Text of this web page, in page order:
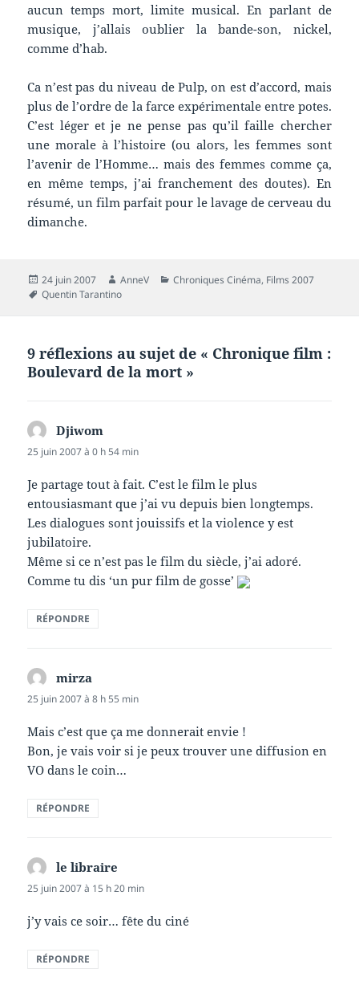
aucun temps mort, limite musical. En parlant de
musique, j’allais oublier la bande-son, nickel,
comme d’hab.
Ca n’est pas du niveau de Pulp, on est d’accord, mais
plus de l’ordre de la farce expérimentale entre potes.
C’est léger et je ne pense pas qu’il faille chercher
une morale à l’histoire (ou alors, les femmes sont
l’avenir de l’Homme… mais des femmes comme ça,
en même temps, j’ai franchement des doutes). En
résumé, un film parfait pour le lavage de cerveau du
dimanche.
Publié
le
24 juin 2007 Auteur
AnneV Catégories
Chroniques Cinéma, Films 2007
Mots-
Quentin Tarantino
9 réflexions au sujet de « Chronique film :
Boulevard de la mort »
Djiwom
25 juin 2007 à 0 h 54 min
Je partage tout à fait. C’est le film le plus
entousiasmant que j’ai vu depuis bien longtemps.
Les dialogues sont jouissifs et la violence y est
jubilatoire.
Même si ce n’est pas le film du siècle, j’ai adoré.
Comme tu dis ‘un pur film de gosse’
RÉPONDRE
mirza
25 juin 2007 à 8 h 55 min
Mais c’est que ça me donnerait envie !
Bon, je vais voir si je peux trouver une diffusion en
VO dans le coin…
RÉPONDRE
le libraire
25 juin 2007 à 15 h 20 min
j’y vais ce soir… fête du ciné
RÉPONDRE